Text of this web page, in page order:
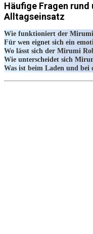
Häufige Fragen rund
Alltagseinsatz
Wie funktioniert der
Für wen eignet sich ein
Wo lässt sich der Mirumi
Wie unterscheidet sich
Was ist beim Laden und bei